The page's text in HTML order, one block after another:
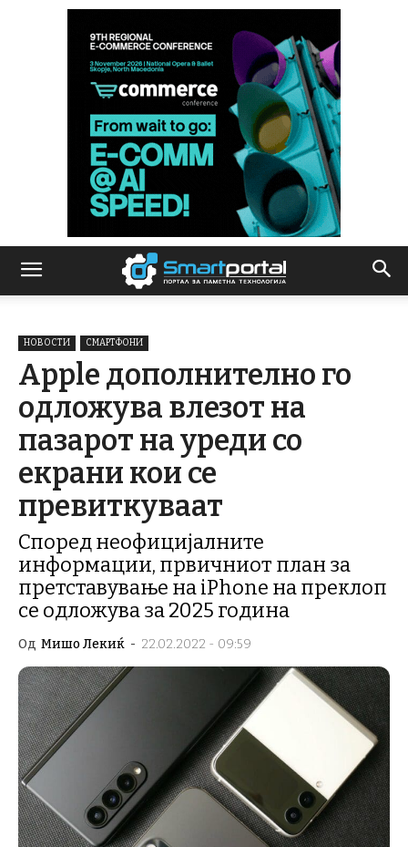
НОВОСТИ СМАРТФОНИ
Apple дополнително го
одложува влезот на
пазарот на уреди со
екрани кои се
превиткуваат
Според неофицијалните
информации, првичниот план за
претставување на iPhone на преклоп
се одложува за 2025 година
Од Мишо Лекиќ - 22.02.2022 - 09:59